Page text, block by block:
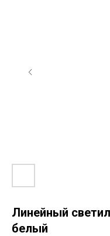
Линейный
белый